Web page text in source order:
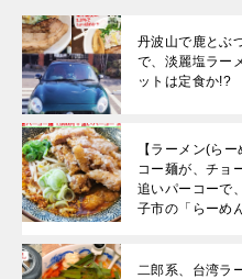
丹波山で鹿とぶ
で、淡麗塩ラー
ットは定食か!?
【ラーメン(ら
コー麺が、チョ
追いパーコーで
子市の「らーめ
二郎系、台湾ラ